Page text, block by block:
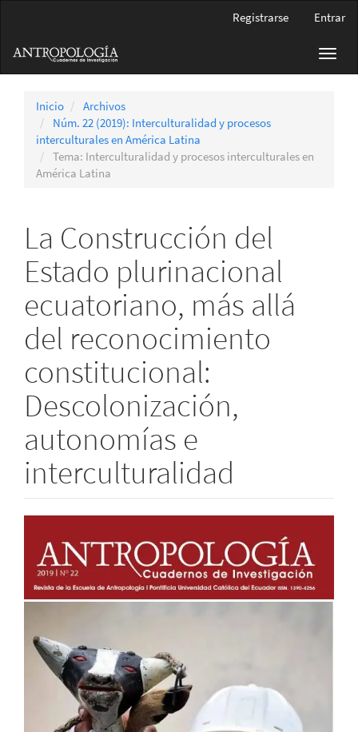
principal
Barra
Registrarse Entrar
Inicio
Archivos
Núm. 22 (2019): Interculturalidad y procesos
interculturales en América Latina
Tema: Interculturalidad y procesos interculturales en
América Latina
La Construcción del
Estado plurinacional
ecuatoriano, más allá
del reconocimiento
constitucional:
Descolonización,
autonomías e
interculturalidad
lateral
del
artículo